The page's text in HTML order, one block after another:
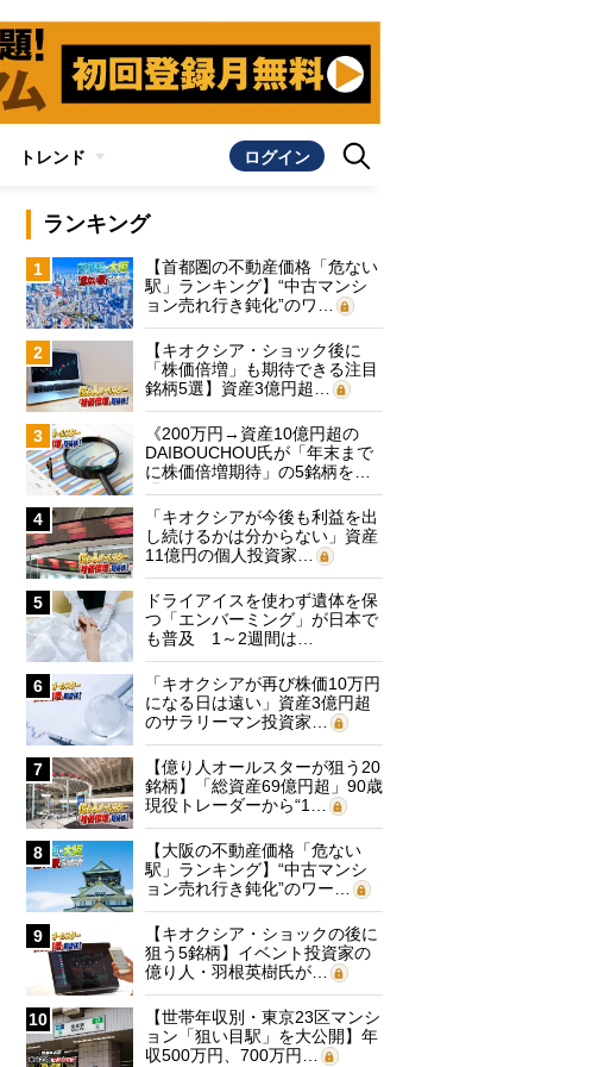
トレンド ログイン
ランキング
1
【首都圏の不動産価格「危ない
駅」ランキング】“中古マンシ
ョン売れ行き鈍化”のワ…
2
【キオクシア・ショック後に
「株価倍増」も期待できる注目
銘柄5選】資産3億円超…
3
《200万円→資産10億円超の
DAIBOUCHOU氏が「年末まで
に株価倍増期待」の5銘柄を…
4
「キオクシアが今後も利益を出
し続けるかは分からない」資産
11億円の個人投資家…
5
ドライアイスを使わず遺体を保
つ「エンバーミング」が日本で
も普及 1～2週間は…
6
「キオクシアが再び株価10万円
になる日は遠い」資産3億円超
のサラリーマン投資家…
7
【億り人オールスターが狙う20
銘柄】「総資産69億円超」90歳
現役トレーダーから“1…
8
【大阪の不動産価格「危ない
駅」ランキング】“中古マンシ
ョン売れ行き鈍化”のワー…
9
【キオクシア・ショックの後に
狙う5銘柄】イベント投資家の
億り人・羽根英樹氏が…
10
【世帯年収別・東京23区マンシ
ョン「狙い目駅」を大公開】年
収500万円、700万円…